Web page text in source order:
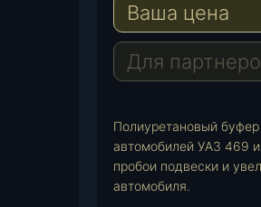
r
a
m
s
A
p
a
i
l
Ваша цена
Для
Полиуретановый
автомобилей УАЗ 469
пробои подвески и
автомобиля.